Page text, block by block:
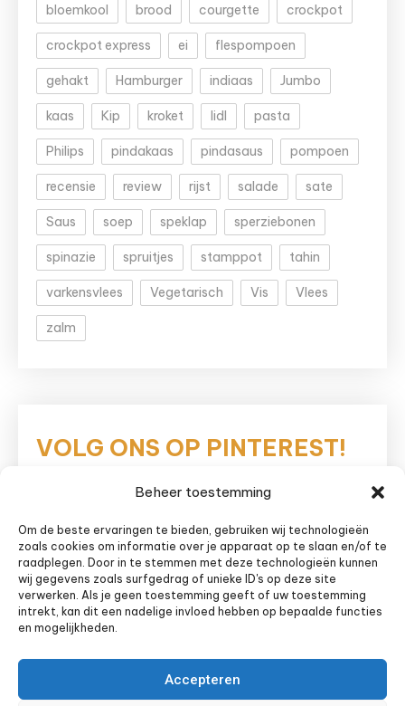
Beheer toestemming
Om de beste ervaringen te bieden, gebruiken wij technologieën
zoals cookies om informatie over je apparaat op te slaan en/of te
raadplegen. Door in te stemmen met deze technologieën kunnen
wij gegevens zoals surfgedrag of unieke ID's op deze site
verwerken. Als je geen toestemming geeft of uw toestemming
intrekt, kan dit een nadelige invloed hebben op bepaalde functies
en mogelijkheden.
Accepteren
bloemkool brood courgette crockpot
crockpot express ei flespompoen
gehakt Hamburger indiaas Jumbo
kaas Kip kroket lidl pasta
Philips pindakaas pindasaus pompoen
recensie review rijst salade sate
Saus soep speklap sperziebonen
spinazie spruitjes stamppot tahin
varkensvlees Vegetarisch Vis Vlees
zalm
VOLG ONS OP PINTEREST!